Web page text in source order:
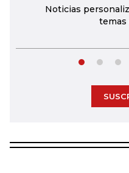
Noticias
temas